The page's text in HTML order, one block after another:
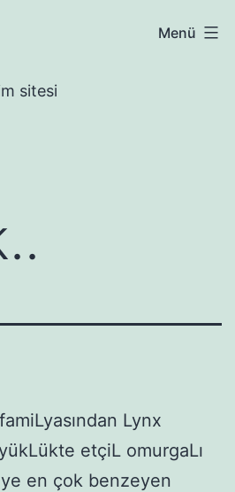
sitesi
Menü
Lynx
etçiL omurgaLı
en çok benzeyen